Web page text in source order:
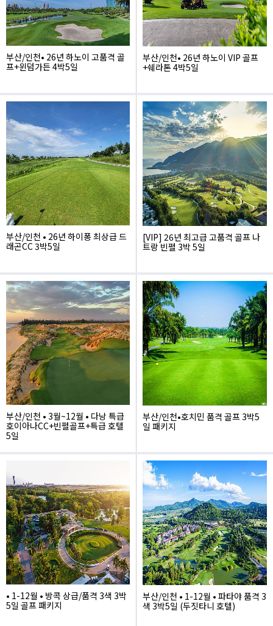
부산/인천• 26년 하노이 고품격 골
프+윈덤가든 4박5일
1,695,000
부산/인천• 26년 하노이 VIP 골프
+쉐라톤 4박5일
1,840,000
부산/인천 • 26년 하이퐁 최상급 드
래곤CC 3박5일
1,340,000
[VIP] 26년 최고급 고품격 골프 나
트랑 빈펄 3박 5일
1,750,000
부산/인천 • 3월~12월 • 다낭 특급
호이아나CC+빈펄골프+특급 호텔
5일
부산/인천•호치민 품격 골프 3박5
일 패키지
1,150,000
• 1-12월 • 방콕 상급/품격 3색 3박
5일 골프 패키지
부산/인천 • 1-12월 • 파타야 품격 3
색 3박5일 (두짓타니 호텔)